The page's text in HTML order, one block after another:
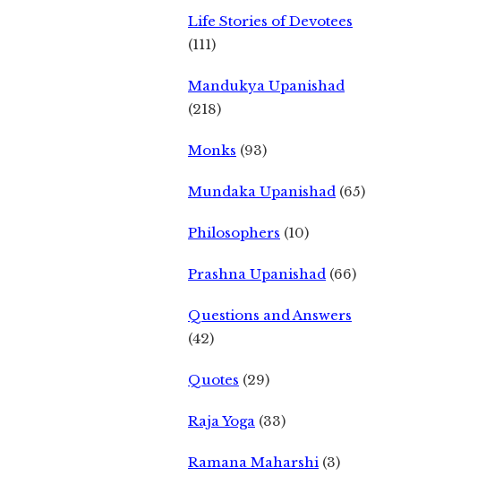
Life Stories of Devotees
(111)
Mandukya Upanishad
(218)
Monks (93)
Mundaka Upanishad (65)
Philosophers (10)
Prashna Upanishad (66)
Questions and Answers
(42)
Quotes (29)
Raja Yoga (33)
Ramana Maharshi (3)